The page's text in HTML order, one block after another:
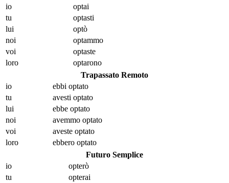
io
optai
tu
optasti
lui
optò
noi
optammo
voi
optaste
loro
optarono
Trapassato Remoto
io
ebbi optato
tu
avesti optato
lui
ebbe optato
noi
avemmo optato
voi
aveste optato
loro
ebbero optato
Futuro Semplice
io
opterò
tu
opterai